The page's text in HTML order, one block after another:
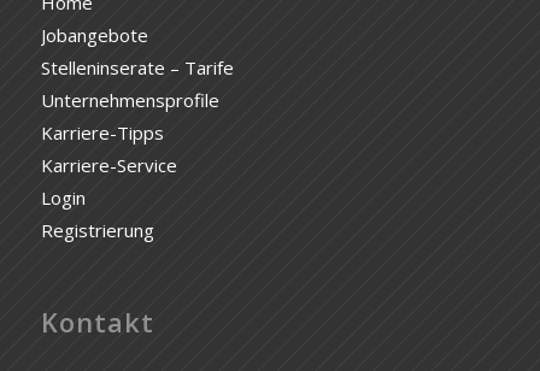
Jobangebote
Stelleninserate – Tarife
Unternehmensprofile
Karriere-Tipps
Karriere-Service
Login
Registrierung
Kontakt